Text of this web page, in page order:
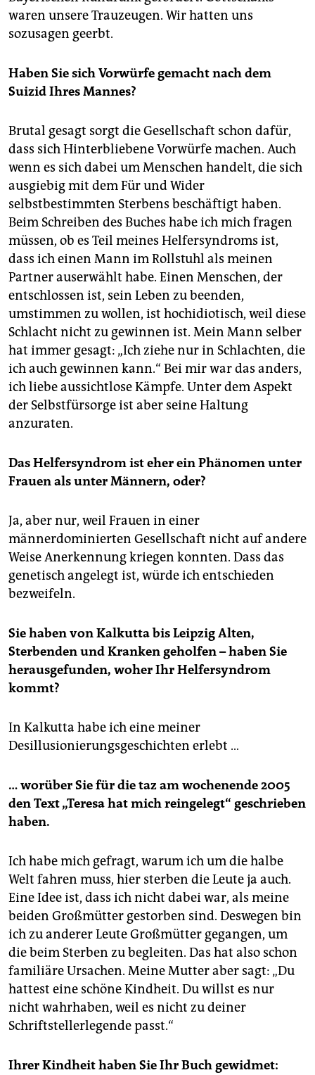
waren unsere Trauzeugen. Wir hatten uns
sozusagen geerbt.
Haben Sie sich Vorwürfe gemacht nach dem
Suizid Ihres Mannes?
Brutal gesagt sorgt die Gesellschaft schon dafür,
dass sich Hinterbliebene Vorwürfe machen. Auch
wenn es sich dabei um Menschen handelt, die sich
ausgiebig mit dem Für und Wider
selbstbestimmten Sterbens beschäftigt haben.
Beim Schreiben des Buches habe ich mich fragen
müssen, ob es Teil meines Helfersyndroms ist,
dass ich einen Mann im Rollstuhl als meinen
Partner auserwählt habe. Einen Menschen, der
entschlossen ist, sein Leben zu beenden,
umstimmen zu wollen, ist hochidiotisch, weil diese
Schlacht nicht zu gewinnen ist. Mein Mann selber
hat immer gesagt: „Ich ziehe nur in Schlachten, die
ich auch gewinnen kann.“ Bei mir war das anders,
ich liebe aussichtlose Kämpfe. Unter dem Aspekt
der Selbstfürsorge ist aber seine Haltung
anzuraten.
Das Helfersyndrom ist eher ein Phänomen unter
Frauen als unter Männern, oder?
Ja, aber nur, weil Frauen in einer
männerdominierten Gesellschaft nicht auf andere
Weise Anerkennung kriegen konnten. Dass das
genetisch angelegt ist, würde ich entschieden
bezweifeln.
Sie haben von Kalkutta bis Leipzig Alten,
Sterbenden und Kranken geholfen – haben Sie
herausgefunden, woher Ihr Helfersyndrom
kommt?
In Kalkutta habe ich eine meiner
Desillusionierungsgeschichten erlebt …
… worüber Sie für die taz am wochenende 2005
den Text „Teresa hat mich reingelegt“ geschrieben
haben.
Ich habe mich gefragt, warum ich um die halbe
Welt fahren muss, hier sterben die Leute ja auch.
Eine Idee ist, dass ich nicht dabei war, als meine
beiden Großmütter gestorben sind. Deswegen bin
ich zu anderer Leute Großmütter gegangen, um
die beim Sterben zu begleiten. Das hat also schon
familiäre Ursachen. Meine Mutter aber sagt: „Du
hattest eine schöne Kindheit. Du willst es nur
nicht wahrhaben, weil es nicht zu deiner
Schriftstellerlegende passt.“
Ihrer Kindheit haben Sie Ihr Buch gewidmet: